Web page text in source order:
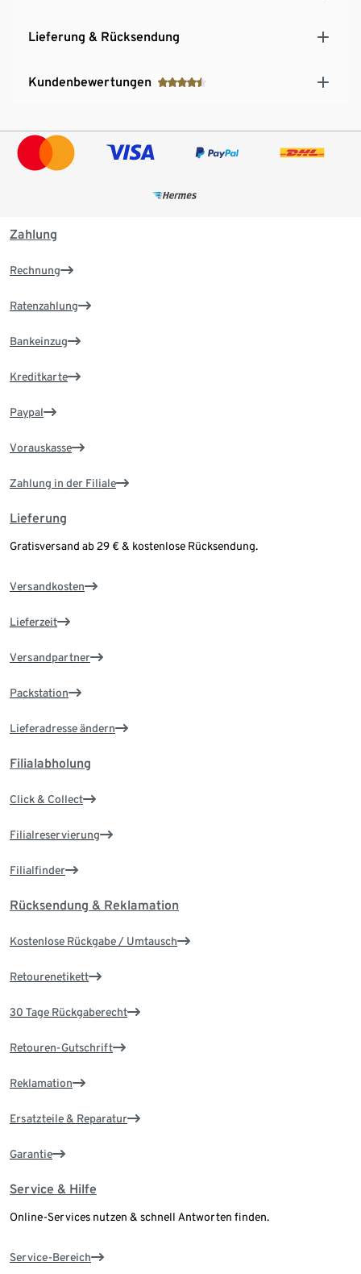
Lieferung & Rücksendung
Kundenbewertungen
Zahlung
Rechnung
Ratenzahlung
Bankeinzug
Kreditkarte
Paypal
Vorauskasse
Zahlung in der Filiale
Lieferung
Gratisversand ab 29 € & kostenlose Rücksendung.
Versandkosten
Lieferzeit
Versandpartner
Packstation
Lieferadresse ändern
Filialabholung
Click & Collect
Filialreservierung
Filialfinder
Rücksendung & Reklamation
Kostenlose Rückgabe / Umtausch
Retourenetikett
30 Tage Rückgaberecht
Retouren-Gutschrift
Reklamation
Ersatzteile & Reparatur
Garantie
Service & Hilfe
Online-Services nutzen & schnell Antworten finden.
Service-Bereich